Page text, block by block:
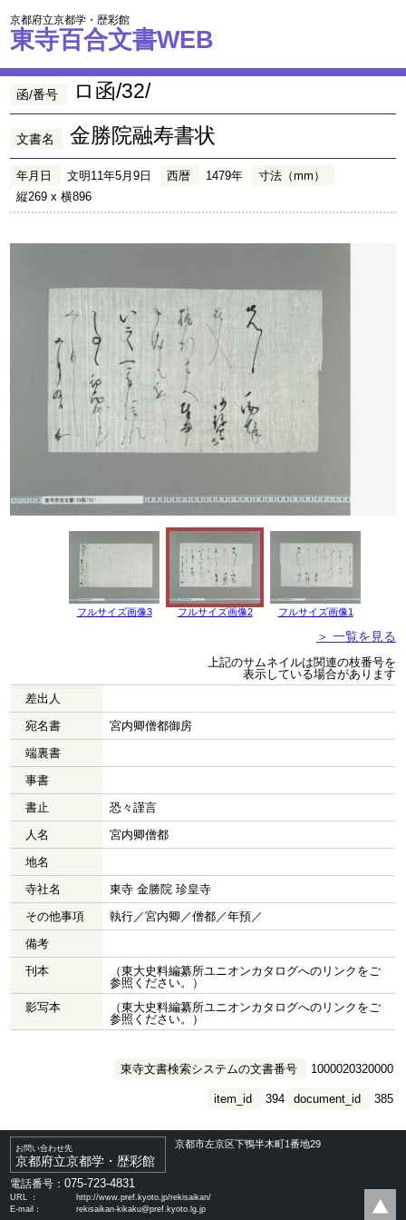
京都府立京都学・歴彩館
東寺百合文書WEB
函/番号 ロ函/32/
文書名 金勝院融寿書状
年月日 文明11年5月9日 西暦 1479年
寸法（mm）
縦269 x 横896
フルサイズ画像3 フルサイズ画像2 フルサイズ画像1
＞ 一覧を見る
上記のサムネイルは関連の枝番号を
表示している場合があります
差出人
宛名書
宮内卿僧都御房
端裏書
事書
書止
恐々謹言
人名
宮内卿僧都
地名
寺社名
東寺 金勝院 珍皇寺
その他事項
執行／宮内卿／僧都／年預／
備考
刊本
（東大史料編纂所ユニオンカタログへのリンクをご
参照ください。）
影写本
（東大史料編纂所ユニオンカタログへのリンクをご
参照ください。）
東寺文書検索システムの文書番号 1000020320000
document_id 385
item_id 394
お問い合わせ先
京都府立京都学・歴彩館
京都市左京区下鴨半木町1番地29
電話番号：075-723-4831
URL ：
http://www.pref.kyoto.jp/rekisaikan/
E-mail：
rekisaikan-kikaku@pref.kyoto.lg.jp